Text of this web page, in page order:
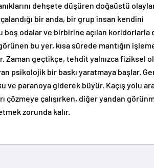
dehşete düşüren doğaüstü
bir anda, bir grup insan kendini
boş odalar ve birbirine açılan koridorlarla
bu yer, kısa sürede mantığın
geçtikçe, tehdit yalnızca fiziksel
psikolojik bir baskı yaratmaya başlar.
ve paranoya giderek büyür. Kaçış yolu
çözmeye çalışırken, diğer yandan
zorunda kalır.